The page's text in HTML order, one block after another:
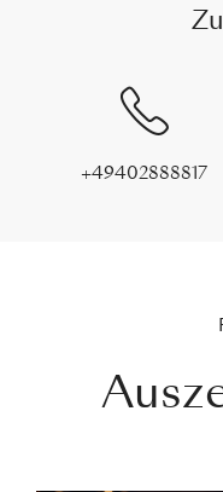
+49402888817